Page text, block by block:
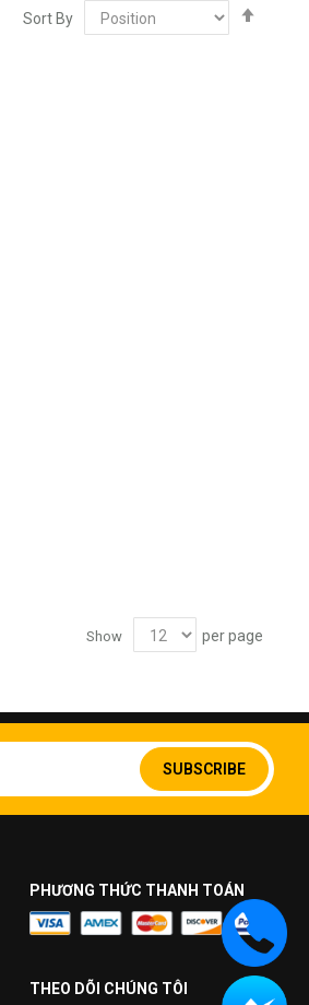
Sort By
Show per page
SUBSCRIBE
PHƯƠNG THỨC THANH TOÁN
THEO DÕI CHÚNG TÔI